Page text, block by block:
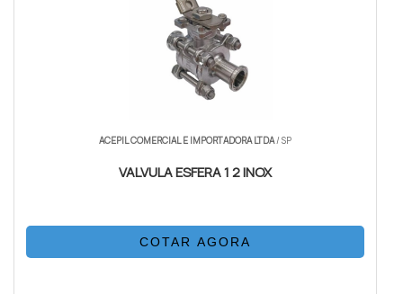
ACEPIL COMERCIAL E IMPORTADORA LTDA/ SP
VALVULA ESFERA 1 2 INOX
COTAR AGORA